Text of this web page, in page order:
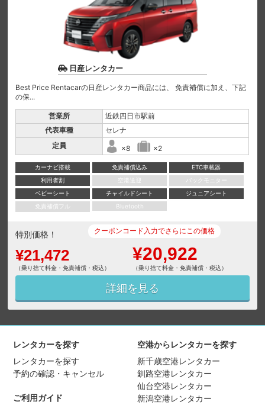
日産レンタカー
Best Price Rentacarの日産レンタカー商品には、 免責補償に加え、下記
の保...
営業所
近鉄四日市駅前
代表車種
セレナ
定員
×8 ×2
カーナビ搭載 免責補償込み
ETC車載器
利用者割
空港送迎
バックモニター
ベビーシート
チャイルドシート
ジュニアシート
免責補償フル
Bluetooth
特別価格！
¥21,472
（乗り捨て料金・免責補償・税込）
クーポンコード入力でさらにこの価格
¥20,922
（乗り捨て料金・免責補償・税込）
詳細を見る
レンタカーを探す
レンタカーを探す
予約の確認・キャンセル
ご利用ガイド
空港からレンタカーを探す
新千歳空港レンタカー
釧路空港レンタカー
仙台空港レンタカー
新潟空港レンタカー